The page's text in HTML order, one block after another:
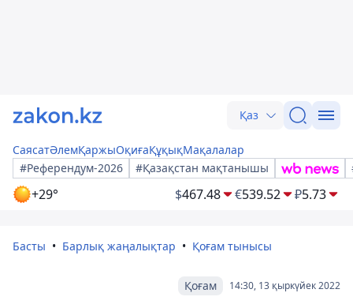
Қаз
СаясатӘлемҚаржыОқиғаҚұқықМақалалар
#Референдум-2026
#Қазақстан мақтанышы
+29° $467.48 €539.52 ₽5.73
Басты Барлық жаңалықтар Қоғам тынысы
14:30, 13 қыркүйек 2022
Қоғам